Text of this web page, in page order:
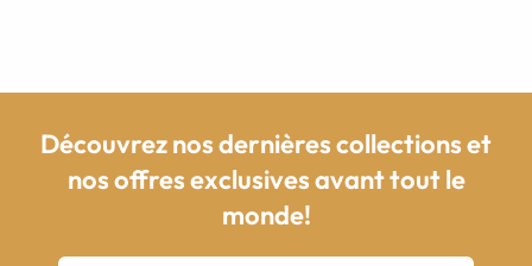
Découvrez nos dernières collections et
nos offres exclusives avant tout le
monde!